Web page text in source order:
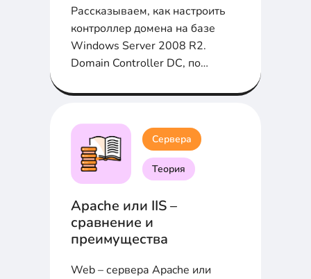
Рассказываем, как настроить
контроллер домена на базе
Windows Server 2008 R2.
Domain Controller DC, по
Сервера
Теория
Apache или IIS –
сравнение и
преимущества
Web – сервера Apache или